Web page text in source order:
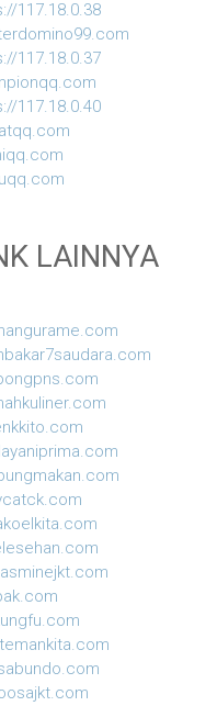
117.18.0.38
117.18.0.37
117.18.0.40
LAINNYA